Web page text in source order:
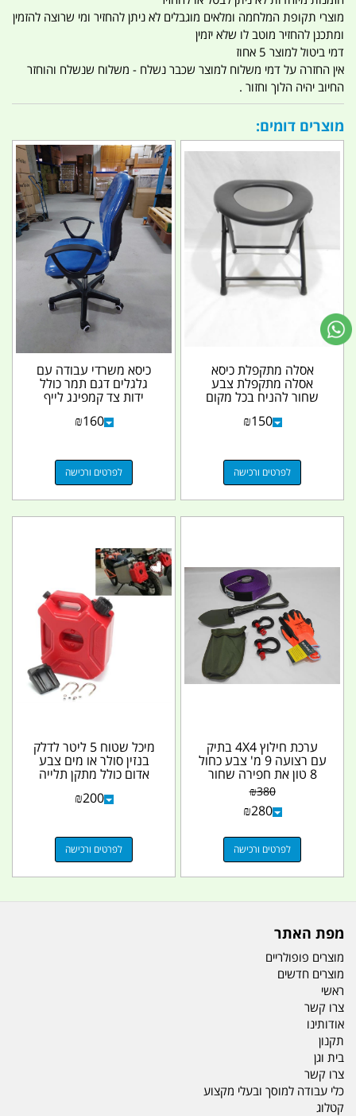
מוצרי תקופת המלחמה ומלאים מוגבלים לא ניתן להחזיר ומי שרוצה להזמין
ומתכנן להחזיר מוטב לו שלא יזמין
דמי ביטול למוצר 5 אחוז
אין החזרה על דמי משלוח למוצר שכבר נשלח - משלוח שנשלח והוחזר
החיוב יהיה הלוך וחזור .
מוצרים דומים:
אסלה מתקפלת כיסא
אסלה מתקפלת צבע
שחור להניח בכל מקום
שצריך כולל 20 שקיות
קמפינג...
₪150
לפרטים ורכישה
כיסא משרדי עבודה עם
גלגלים דגם תמר כולל
ידות צד קמפינג לייף
₪160
לפרטים ורכישה
ערכת חילוץ 4X4 בתיק
עם רצועה 9 מ' צבע כחול
8 טון את חפירה שחור
מתקפלת שאקלים 4\3...
₪380
₪280
לפרטים ורכישה
מיכל שטוח 5 ליטר לדלק
בנזין סולר או מים צבע
אדום כולל מתקן תלייה
תפס קמפינג לייף
₪200
לפרטים ורכישה
מפת האתר
מוצרים פופולריים
מוצרים חדשים
ראשי
צרו קשר
אודותינו
תקנון
בית וגן
צרו קשר
כלי עבודה למוסך ובעלי מקצוע
קטלוג